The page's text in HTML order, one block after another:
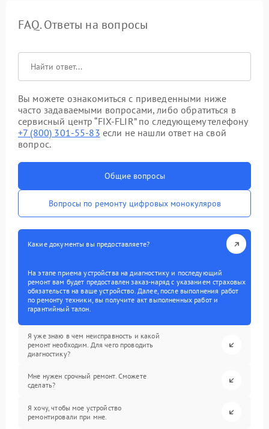
FAQ. Ответы на вопросы
Вы можете ознакомиться с приведенными ниже
часто задаваемыми вопросами, либо обратиться в
сервисный центр “FIX-FLIR” по следующему телефону
+7 (800) 301-55-83 если не нашли ответ на свой
вопрос.
Общие вопросы
Вопросы по ремонту цифровых монокуляров
Какие документы вы предоставляете?
На этапе приема устройства на диагностику и последующий
ремонт вам будет предоставлен заказ-наряд с указанием страховых
обязательств на ваше устройство. Далее, после выполнения работ
по ремонту техники, вы получите акт выполненных работ и
гарантийный талон.
Я уже знаю в чем неисправность и какой
ремонт необходим. Для чего проводить
диагностику?
Мне нужен срочный ремонт. Сможете
сделать?
Я хочу, чтобы мое устройство
ремонтировали при мне.